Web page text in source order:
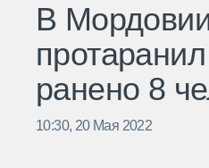
В
ранено 8
10:30, 20 Мая 2022